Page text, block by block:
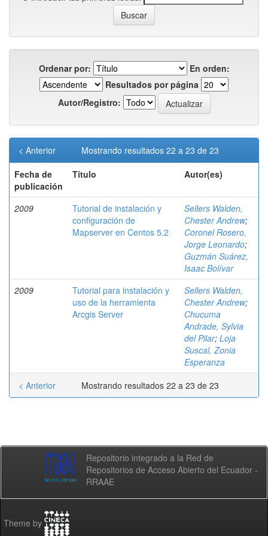
Ordenar por:
En orden:
Resultados por página
Autor/Registro:
Mostrando resultados 22 a 23 de 23
< Anterior
Fecha de
publicación
Título Autor(es)
2009
Tutorial de instalación y
configuración de
Mapserver en Centos 5.2
Sellers Walden,
Chester Andrew;
Coronel Rosero,
Jorge Leonardo;
Guzmán Suárez,
Isaac Bolívar
2009
Tutorial para instalación y
uso de la herramienta
Arcgis Server
Sellers Walden,
Chester Andrew;
Chucuma
Andrade, Sylvia
del Pilar; Loja
Suscal, Zonia
Esperanza
Mostrando resultados 22 a 23 de 23
< Anterior
Repositorio integrado a la Red de
Repositorios de Acceso Abierto del Ecuador -
RRAAE
Theme by